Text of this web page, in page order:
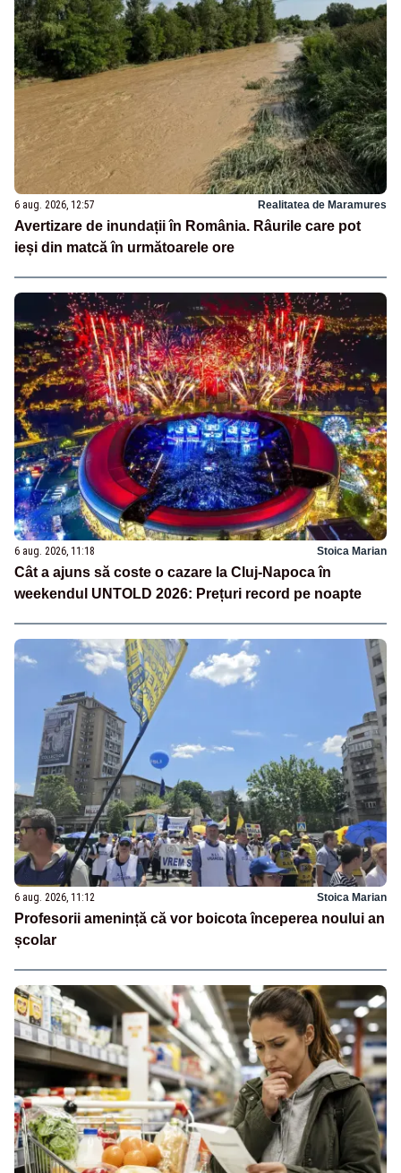
6 aug. 2026, 12:57 Realitatea de Maramures
Avertizare de inundații în România. Râurile care pot
ieși din matcă în următoarele ore
6 aug. 2026, 11:18 Stoica Marian
Cât a ajuns să coste o cazare la Cluj-Napoca în
weekendul UNTOLD 2026: Prețuri record pe noapte
6 aug. 2026, 11:12 Stoica Marian
Profesorii amenință că vor boicota începerea noului an
școlar